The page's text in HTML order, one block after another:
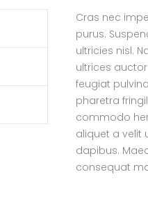
Cras nec
purus.
ultricies nisl.
ultrices
feugiat
pharetra
commodo
aliquet a velit
dapibus.
consequat